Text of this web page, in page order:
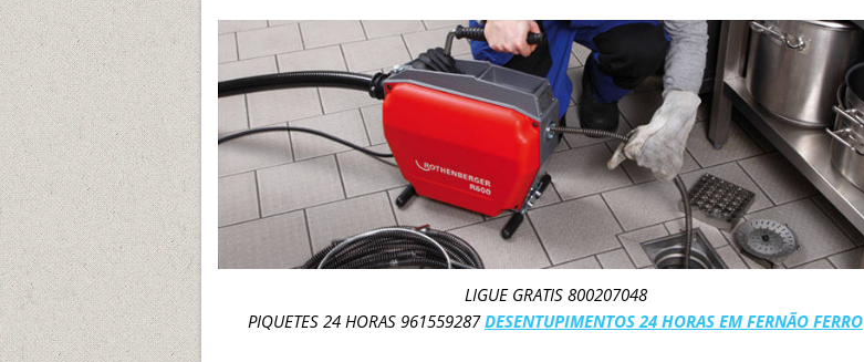
LIGUE GRATIS 800207048
PIQUETES 24 HORAS 961559287DESENTUPIMENTOS 24 HORAS EM FERNÃO FERRO